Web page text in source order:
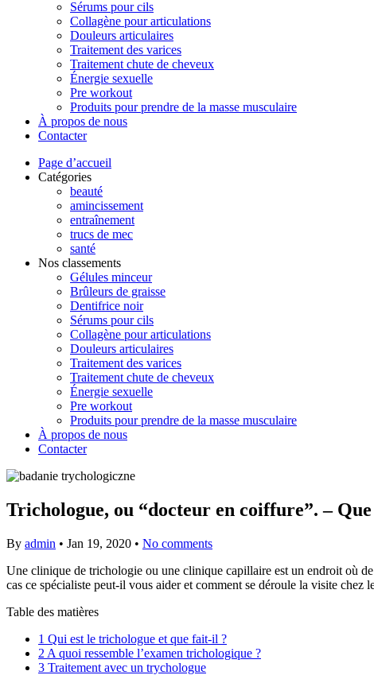
Sérums pour cils
Collagène pour articulations
Douleurs articulaires
Traitement des varices
Traitement chute de cheveux
Énergie sexuelle
Pre workout
Produits pour prendre de la masse musculaire
À propos de nous
Contacter
Page d’accueil
Catégories
beauté
amincissement
entraînement
trucs de mec
santé
Nos classements
Gélules minceur
Brûleurs de graisse
Dentifrice noir
Sérums pour cils
Collagène pour articulations
Douleurs articulaires
Traitement des varices
Traitement chute de cheveux
Énergie sexuelle
Pre workout
Produits pour prendre de la masse musculaire
À propos de nous
Contacter
Trichologue, ou “docteur en coiffure”. –
By admin • Jan 19, 2020 • No comments
Une clinique de trichologie ou une clinique capillaire est un endroit où
cas ce spécialiste peut-il vous aider et comment se déroule la visite chez
Table des matières
1 Qui est le trichologue et que fait-il ?
2 A quoi ressemble l’examen trichologique ?
3 Traitement avec un trychologue